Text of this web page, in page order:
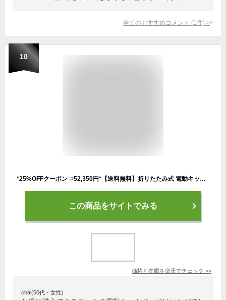
全てのおすすめコメント (1 件) >
10
*25%OFFクーポン⇒52,350円*【送料無料】折りたたみ式 電動キックボード 特定小型原動機付自転車 公道走行可能 免許不要 キックスクーター サドル付き 2段起動 最高速度20km/h 航続距離30km 電子ブレーキ ディスクブレーキ ノーパンクタイヤ 防水 IPX6 PSE 安全性能 od606
この商品をサイトでみる
価格と在庫を楽天でチェック >>
chai(50代・女性)